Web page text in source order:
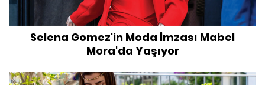
Selena Gomez'in Moda İmzası Mabel
Mora'da Yaşıyor